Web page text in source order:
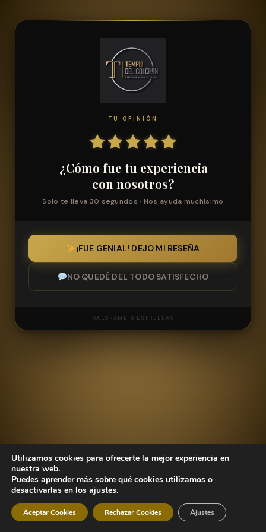
TU OPINIÓN
¿Cómo fue tu experiencia
con nosotros?
Solo te lleva 30 segundos · Nos ayuda muchísimo
¡FUE GENIAL! DEJO MI RESEÑA
NO QUEDÉ DEL TODO SATISFECHO
VALÓRAME 5 ESTRELLAS
CORREO ELECTRÓNICO
MENSAJE
Utilizamos cookies para ofrecerte la mejor experiencia en
nuestra web.
Puedes aprender más sobre qué cookies utilizamos o
desactivarlas en los ajustes.
Aceptar Cookies Rechazar Cookies Ajustes